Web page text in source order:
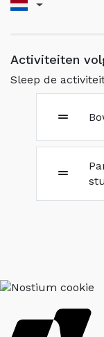
Activiteiten
Sleep de